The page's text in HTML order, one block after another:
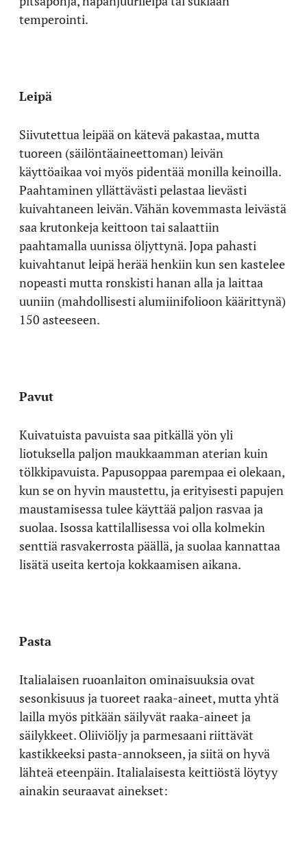
temperointi.
Leipä
Siivutettua leipää on kätevä pakastaa, mutta
tuoreen (säilöntäaineettoman) leivän
käyttöaikaa voi myös pidentää monilla keinoilla.
Paahtaminen yllättävästi pelastaa lievästi
kuivahtaneen leivän. Vähän kovemmasta leivästä
saa krutonkeja keittoon tai salaattiin
paahtamalla uunissa öljyttynä. Jopa pahasti
kuivahtanut leipä herää henkiin kun sen kastelee
nopeasti mutta ronskisti hanan alla ja laittaa
uuniin (mahdollisesti alumiinifolioon käärittynä)
150 asteeseen.
Pavut
Kuivatuista pavuista saa pitkällä yön yli
liotuksella paljon maukkaamman aterian kuin
tölkkipavuista. Papusoppaa parempaa ei olekaan,
kun se on hyvin maustettu, ja erityisesti papujen
maustamisessa tulee käyttää paljon rasvaa ja
suolaa. Isossa kattilallisessa voi olla kolmekin
senttiä rasvakerrosta päällä, ja suolaa kannattaa
lisätä useita kertoja kokkaamisen aikana.
Pasta
Italialaisen ruoanlaiton ominaisuuksia ovat
sesonkisuus ja tuoreet raaka-aineet, mutta yhtä
lailla myös pitkään säilyvät raaka-aineet ja
säilykkeet. Oliiviöljy ja parmesaani riittävät
kastikkeeksi pasta-annokseen, ja siitä on hyvä
lähteä eteenpäin. Italialaisesta keittiöstä löytyy
ainakin seuraavat ainekset: